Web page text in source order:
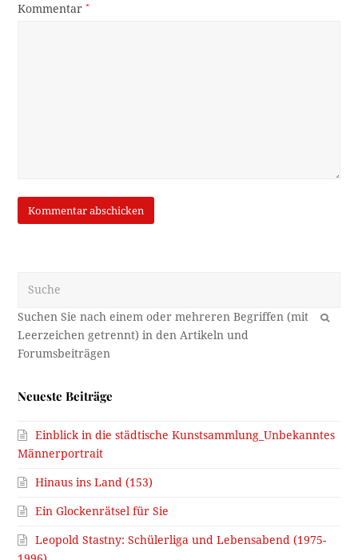
Kommentar*
OK
Neueste Beiträge
Einblick in die städtische Kunstsammlung_Unbekanntes
Männerportrait
Hinaus ins Land (153)
Ein Glockenrätsel für Sie
Leopold Stastny: Schülerliga und Lebensabend (1975-